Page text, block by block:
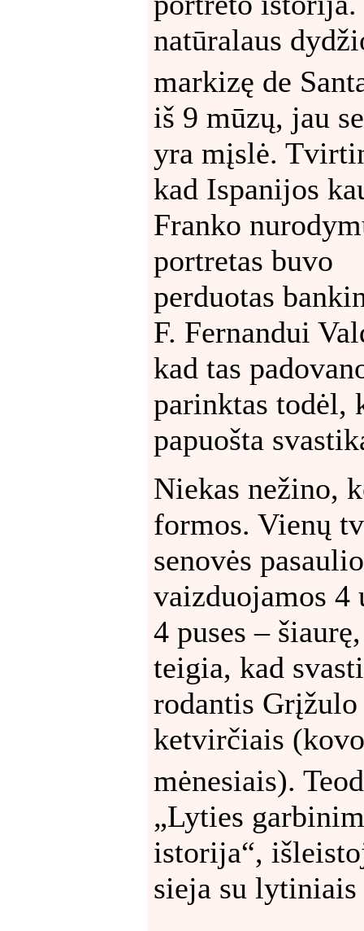
natūralaus
markizę de
iš 9 mūzų, jau
yra mįslė.
kad Ispanijos
Franko
portretas buvo
perduotas
F. Fernandui
kad tas
parinktas todėl,
papuošta
Niekas nežino,
formos. Vienų
senovės
vaizduojamos 4
4 puses –
teigia, kad
rodantis
ketvirčiais
mėnesiais).
„Lyties
istorija“,
sieja su lytiniais